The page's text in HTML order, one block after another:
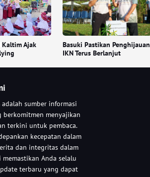
Kaltim Ajak
Basuki Pastikan Penghijauan
IKN Terus Berlanjut
adalah sumber informasi
berkomitmen menyajikan
terkini untuk pembaca.
kecepatan dalam
dan integritas dalam
memastikan Anda selalu
terbaru yang dapat